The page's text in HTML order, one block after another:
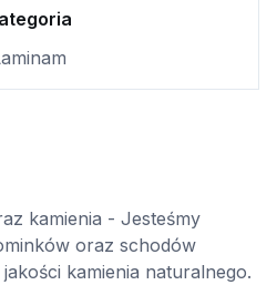
kamienia - Jesteśmy
oraz schodów
kamienia naturalnego.